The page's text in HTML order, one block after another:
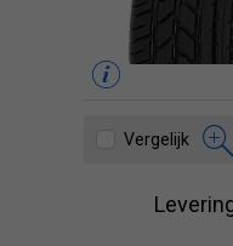
Vergelijk